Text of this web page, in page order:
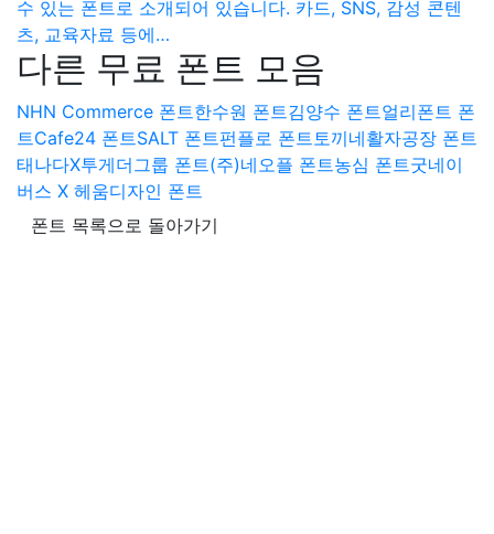
수 있는 폰트로 소개되어 있습니다. 카드, SNS, 감성 콘텐
츠, 교육자료 등에…
다른 무료 폰트 모음
NHN Commerce 폰트한수원 폰트김양수 폰트얼리폰트 폰
트Cafe24 폰트SALT 폰트펀플로 폰트토끼네활자공장 폰트
태나다X투게더그룹 폰트(주)네오플 폰트농심 폰트굿네이
버스 X 헤움디자인 폰트
폰트 목록으로 돌아가기